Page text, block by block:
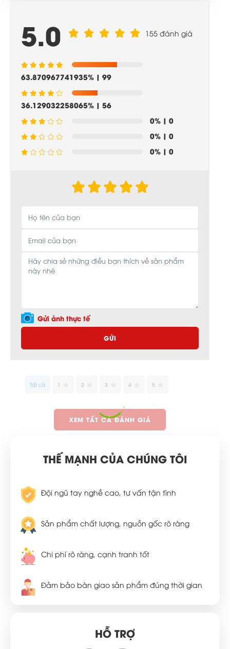
5.0 155 đánh giá
63.870967741935% | 99
36.129032258065% | 56
0% | 0
0% | 0
0% | 0
Gửi ảnh thực tế
GỬI
Tất cả 1 2 3 4 5
XEM TẤT CẢ ĐÁNH GIÁ
THẾ MẠNH CỦA CHÚNG TÔI
Đội ngũ tay nghề cao, tư vấn tận tình
Sản phẩm chất lượng, nguồn gốc rõ ràng
Chi phí rõ ràng, cạnh tranh tốt
Đảm bảo bàn giao sản phẩm đúng thời gian
HỖ TRỢ